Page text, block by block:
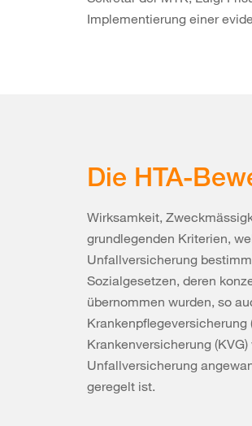
Implementierung einer
Die HTA-
Wirksamkeit,
grundlegenden Kriterien,
Unfallversicherung
Sozialgesetzen, deren
übernommen wurden, so
Krankenversicherung
Unfallversicherung
geregelt ist.